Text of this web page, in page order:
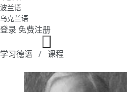
波兰语
乌克兰语
登录 免费注册
学习德语 课程